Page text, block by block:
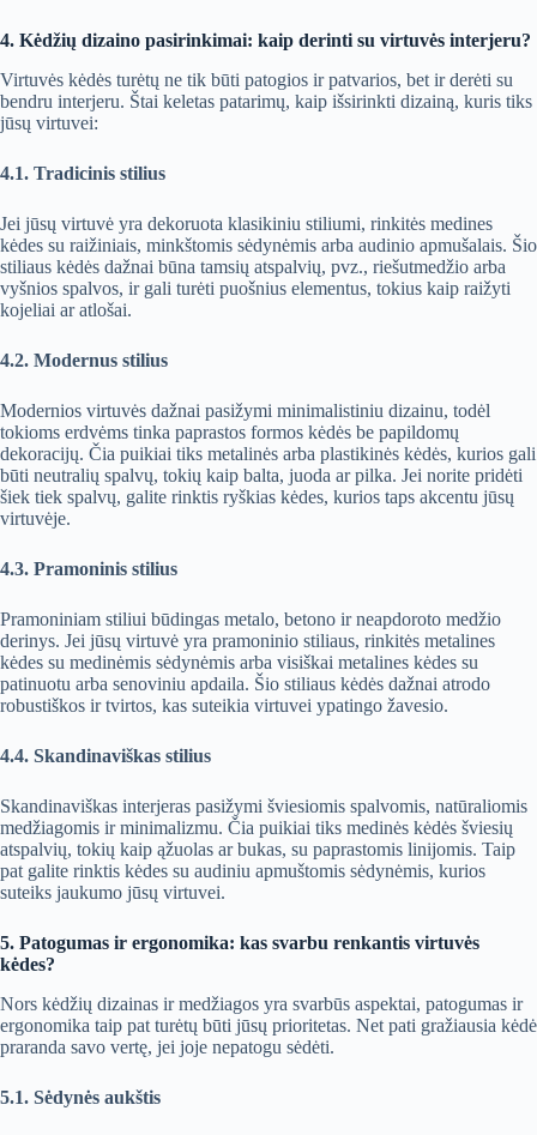
4. Kėdžių dizaino pasirinkimai: kaip derinti su virtuvės interjeru?
Virtuvės kėdės turėtų ne tik būti patogios ir patvarios, bet ir derėti su
bendru interjeru. Štai keletas patarimų, kaip išsirinkti dizainą, kuris tiks
jūsų virtuvei:
4.1. Tradicinis stilius
Jei jūsų virtuvė yra dekoruota klasikiniu stiliumi, rinkitės medines
kėdes su raižiniais, minkštomis sėdynėmis arba audinio apmušalais. Šio
stiliaus kėdės dažnai būna tamsių atspalvių, pvz., riešutmedžio arba
vyšnios spalvos, ir gali turėti puošnius elementus, tokius kaip raižyti
kojeliai ar atlošai.
4.2. Modernus stilius
Modernios virtuvės dažnai pasižymi minimalistiniu dizainu, todėl
tokioms erdvėms tinka paprastos formos kėdės be papildomų
dekoracijų. Čia puikiai tiks metalinės arba plastikinės kėdės, kurios gali
būti neutralių spalvų, tokių kaip balta, juoda ar pilka. Jei norite pridėti
šiek tiek spalvų, galite rinktis ryškias kėdes, kurios taps akcentu jūsų
virtuvėje.
4.3. Pramoninis stilius
Pramoniniam stiliui būdingas metalo, betono ir neapdoroto medžio
derinys. Jei jūsų virtuvė yra pramoninio stiliaus, rinkitės metalines
kėdes su medinėmis sėdynėmis arba visiškai metalines kėdes su
patinuotu arba senoviniu apdaila. Šio stiliaus kėdės dažnai atrodo
robustiškos ir tvirtos, kas suteikia virtuvei ypatingo žavesio.
4.4. Skandinaviškas stilius
Skandinaviškas interjeras pasižymi šviesiomis spalvomis, natūraliomis
medžiagomis ir minimalizmu. Čia puikiai tiks medinės kėdės šviesių
atspalvių, tokių kaip ąžuolas ar bukas, su paprastomis linijomis. Taip
pat galite rinktis kėdes su audiniu apmuštomis sėdynėmis, kurios
suteiks jaukumo jūsų virtuvei.
5. Patogumas ir ergonomika: kas svarbu renkantis virtuvės
kėdes?
Nors kėdžių dizainas ir medžiagos yra svarbūs aspektai, patogumas ir
ergonomika taip pat turėtų būti jūsų prioritetas. Net pati gražiausia kėdė
praranda savo vertę, jei joje nepatogu sėdėti.
5.1. Sėdynės aukštis